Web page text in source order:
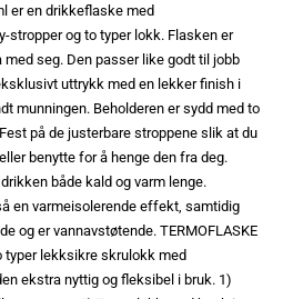
er en drikkeflaske med
stropper og to typer lokk. Flasken er
seg. Den passer like godt til jobb
uttrykk med en lekker finish i
munningen. Beholderen er sydd med to
på de justerbare stroppene slik at du
benytte for å henge den fra deg.
både kald og varm lenge.
en varmeisolerende effekt, samtidig
og er vannavstøtende. TERMOFLASKE
typer lekksikre skrulokk med
ekstra nyttig og fleksibel i bruk. 1)